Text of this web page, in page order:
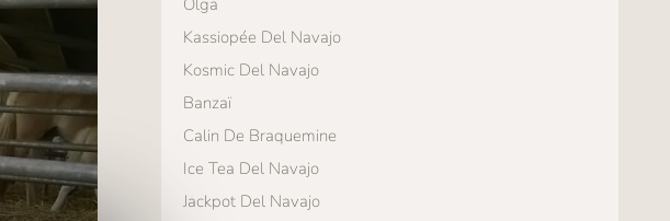
Kassiopée Del Navajo
Kosmic Del Navajo
Banzaï
Calin De Braquemine
Ice Tea Del Navajo
Jackpot Del Navajo